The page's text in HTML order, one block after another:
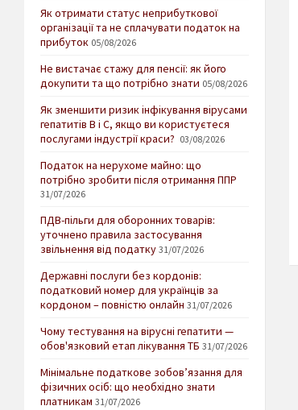
Як отримати статус неприбуткової
організації та не сплачувати податок на
прибуток 05/08/2026
Не вистачає стажу для пенсії: як його
докупити та що потрібно знати 05/08/2026
Як зменшити ризик інфікування вірусами
гепатитів В і С, якщо ви користуєтеся
послугами індустрії краси? 03/08/2026
Податок на нерухоме майно: що
потрібно зробити після отримання ППР
31/07/2026
ПДВ-пільги для оборонних товарів:
уточнено правила застосування
звільнення від податку 31/07/2026
Державні послуги без кордонів:
податковий номер для українців за
кордоном – повністю онлайн 31/07/2026
Чому тестування на вірусні гепатити —
обов'язковий етап лікування ТБ 31/07/2026
Мінімальне податкове зобов’язання для
фізичних осіб: що необхідно знати
платникам 31/07/2026